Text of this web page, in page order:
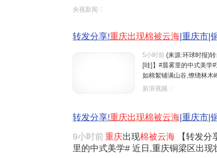
族自治县,广袤的云层如白色绒毯般
央视新闻
转发分享!重庆出现棉被云海|重庆市|
5小时前 (来源:环球时报)
[哇]】#晨雾里的中式美学
如棉絮铺满山谷,缭绕林木
腾,暖橙霞光漫过云涛,为
新浪视频
转发分享!重庆出现棉被云海|重庆市|
9小时前 重庆出现棉被云海 【转发分
里的中式美学# 近日,重庆铜梁区出